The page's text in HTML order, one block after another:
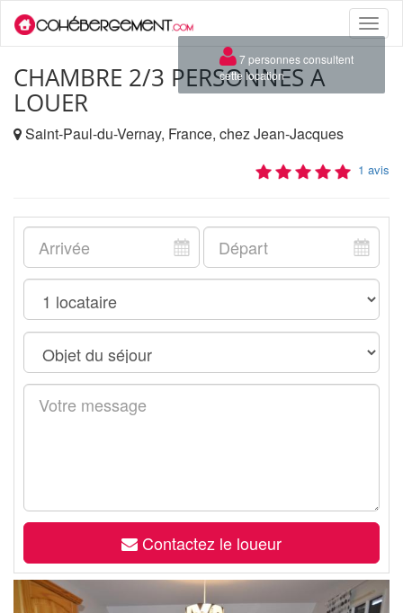
Toggle
CHAMBRE 2/3 PERSONNES A
LOUER
Saint-Paul-du-Vernay, France, chez Jean-Jacques
1 avis
Contactez le loueur
×
7 personnes consultent
cette location